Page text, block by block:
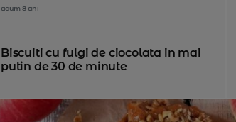
acum 8 ani
Biscuiti cu fulgi de ciocolata in mai
putin de 30 de minute